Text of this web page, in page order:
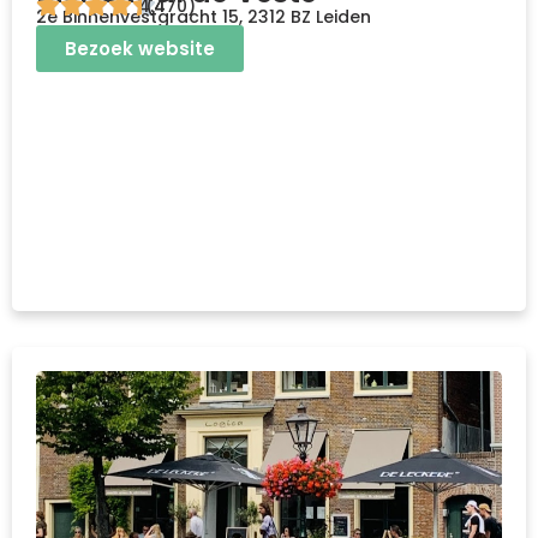
4.4
(470)
2e Binnenvestgracht 15, 2312 BZ Leiden
Bezoek website